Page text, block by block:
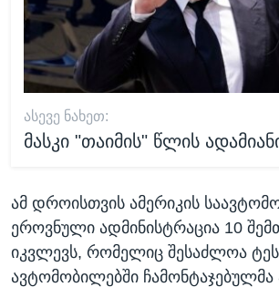
ᲐᲡᲔᲕᲔ ᲜᲐᲮᲔᲗ:
მასკი "თაიმის" წლის
ამ დროისთვის ამერიკის
ეროვნული ადმინისტრაცია 10
იკვლევს, რომელიც შესაძლოა
ავტომობილებში ჩამონტაჯებულმა